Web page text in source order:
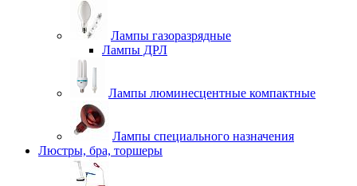
Лампы газоразрядные
Лампы ДРЛ
Лампы люминесцентные компактные
Лампы специального назначения
Люстры, бра, торшеры